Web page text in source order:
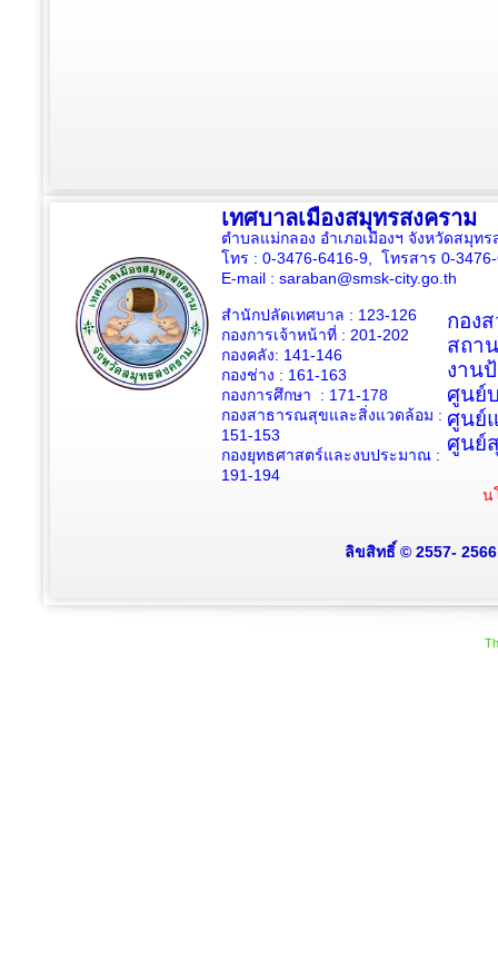
เทศบาลเมืองสมุทรสงคราม
ตำบลแม่กลอง อำเภอเมืองฯ จังหวัดสมุท
โทร : 0-3476-6416-9, โทรสาร 0-
E-mail : saraban@smsk-city.go.th
สำนักปลัดเทศบาล : 123-126
กองการเจ้าหน้าที่ : 201-202
กองคลัง: 141-146
กองช่าง : 161-163
กองการศึกษา : 171-178
กองสาธารณสุขและสิ่งแวดล้อม :
151-153
กองยุทธศาสตร์และงบประมาณ :
191-194
กอง
สถา
งาน
ศูนย์
ศูนย์
ศูนย์
น
ลิขสิทธิ์ © 2557-